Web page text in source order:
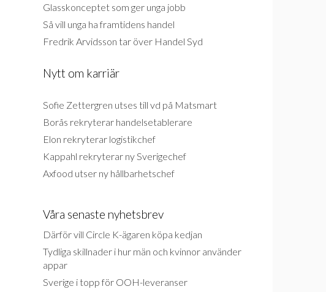
Glasskonceptet som ger unga jobb
Så vill unga ha framtidens handel
Fredrik Arvidsson tar över Handel Syd
Nytt om karriär
Sofie Zettergren utses till vd på Matsmart
Borås rekryterar handelsetablerare
Elon rekryterar logistikchef
Kappahl rekryterar ny Sverigechef
Axfood utser ny hållbarhetschef
Våra senaste nyhetsbrev
Därför vill Circle K-ägaren köpa kedjan
Tydliga skillnader i hur män och kvinnor använder
appar
Sverige i topp för OOH-leveranser